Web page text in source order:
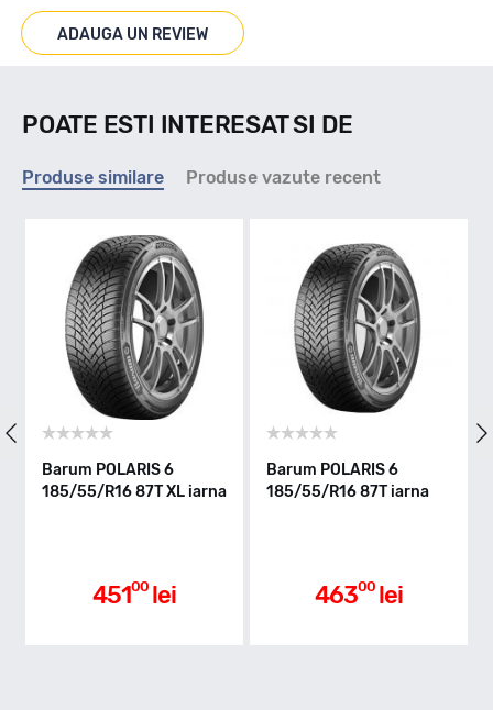
Marcat M+S
Indice viteza
H - max 210km/h
Indice greutate
Aderenta pe carosabil ud
ADAUGA UN REVIEW
POATE ESTI INTERESAT SI DE
Produse similare Produse vazute recent
Barum POLARIS 6
185/55/R16 87T XL iarna
45100 lei
Barum POLARIS 6
185/55/R16 87T iarna
46300 lei